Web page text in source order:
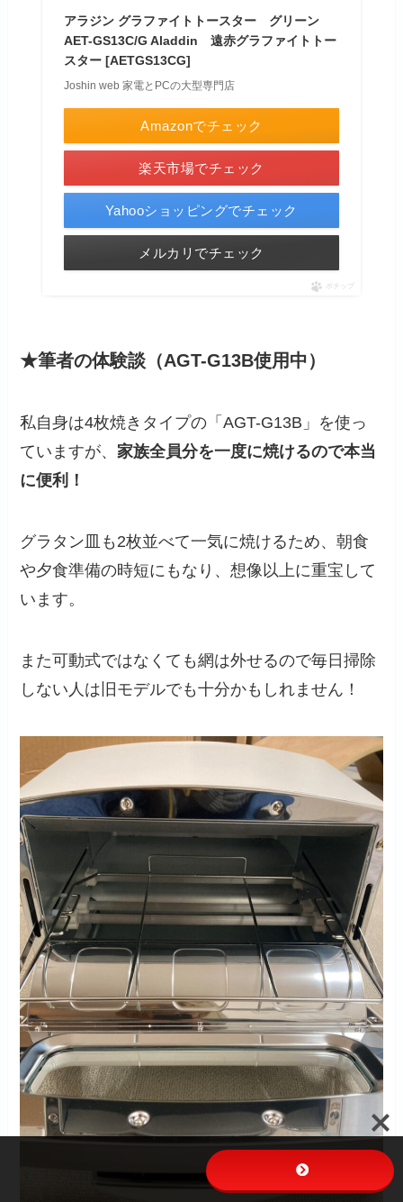
アラジン グラファイトトースター グリーン
AET-GS13C/G Aladdin 遠赤グラファイトトー
スター [AETGS13CG]
Joshin web 家電とPCの大型専門店
Amazonでチェック
楽天市場でチェック
Yahooショッピングでチェック
メルカリでチェック
ポチップ
★筆者の体験談（AGT-G13B使用中）
私自身は4枚焼きタイプの「AGT-G13B」を使っ
ていますが、家族全員分を一度に焼けるので本当
に便利！
グラタン皿も2枚並べて一気に焼けるため、朝食
や夕食準備の時短にもなり、想像以上に重宝して
います。
また可動式ではなくても網は外せるので毎日掃除
しない人は旧モデルでも十分かもしれません！